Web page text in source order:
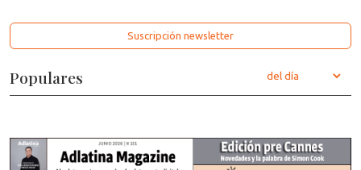
Suscripción newsletter
Populares